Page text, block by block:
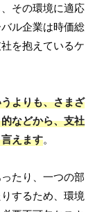
その環境に適応
ル企業は時価総
を抱えているケ
よりも、さまざ
などから、支社
えます。
たり、一つの部
するため、環境